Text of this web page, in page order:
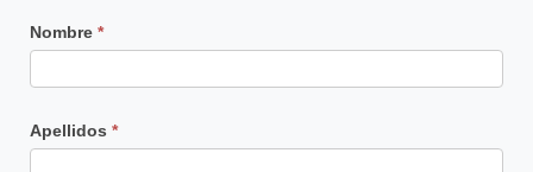
Contacto
Principal
Nombre *
Apellidos *